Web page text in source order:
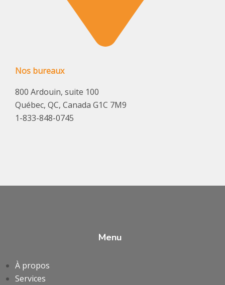
Nos bureaux
800 Ardouin, suite 100
Québec, QC, Canada G1C 7M9
1-833-848-0745
Menu
À propos
Services